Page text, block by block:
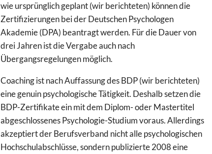
wie ursprünglich geplant (wir berichteten) können die
Zertifizierungen bei der Deutschen Psychologen
Akademie (DPA) beantragt werden. Für die Dauer von
drei Jahren ist die Vergabe auch nach
Übergangsregelungen möglich.
Coaching ist nach Auffassung des BDP (wir berichteten)
eine genuin psychologische Tätigkeit. Deshalb setzen die
BDP-Zertifikate ein mit dem Diplom- oder Mastertitel
abgeschlossenes Psychologie-Studium voraus. Allerdings
akzeptiert der Berufsverband nicht alle psychologischen
Hochschulabschlüsse, sondern publizierte 2008 eine